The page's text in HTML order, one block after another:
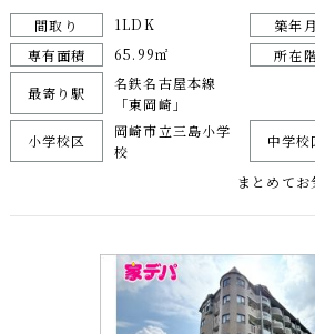
間取り 1LDK 築年月
専有面積
65.99㎡ 所在
最寄り駅
名鉄名古屋本線
「東岡崎」
小学校区
岡崎市立三島小学
校
中学校
まとめて